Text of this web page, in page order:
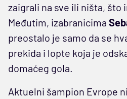
zaigrali na sve ili ništa, što
Međutim, izabranicima
preostalo je samo da se
prekida i lopte koja je
domaćeg gola.
Aktuelni šampion Evrope